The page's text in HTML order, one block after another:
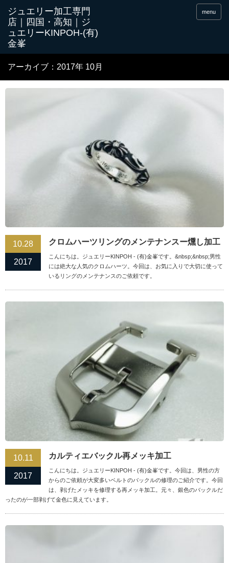
menu
アーカイブ：2017年 10月
10.28
2017
クロムハーツリングのメンテナンスー燻し加工
こんにちは。ジュエリーKINPOH - (有)金峯です。&nbsp;&nbsp;男性
には絶大な人気のクロムハーツ。今回は、お気に入りで大切に使って
いるリングのメンテナンスのご依頼です。
10.11
2017
カルティエバックル再メッキ加工
こんにちは。ジュエリーKINPOH - (有)金峯です。今回は、男性の方
からのご依頼が大変多いベルトのバックルの修理のご紹介です。今回
は、剥げたメッキを修理する再メッキ加工。元々、銀色のバックルだ
ったのが一部剥げて金色に見えています。